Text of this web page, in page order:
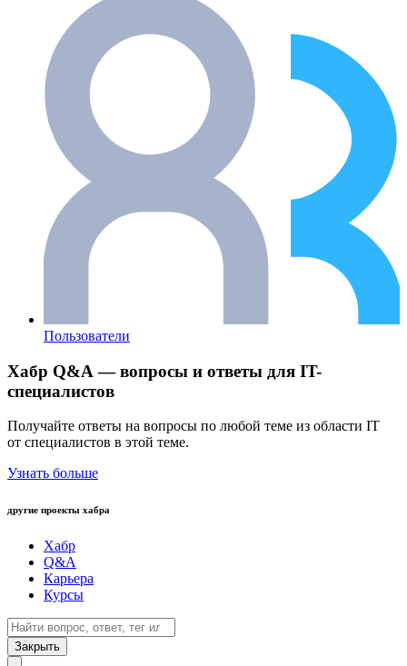
Пользователи
Хабр Q&A — вопросы и ответы для IT-
специалистов
Получайте ответы на вопросы по любой теме из области IT
от специалистов в этой теме.
Узнать больше
другие проекты хабра
Хабр
Q&A
Карьера
Курсы
Закрыть